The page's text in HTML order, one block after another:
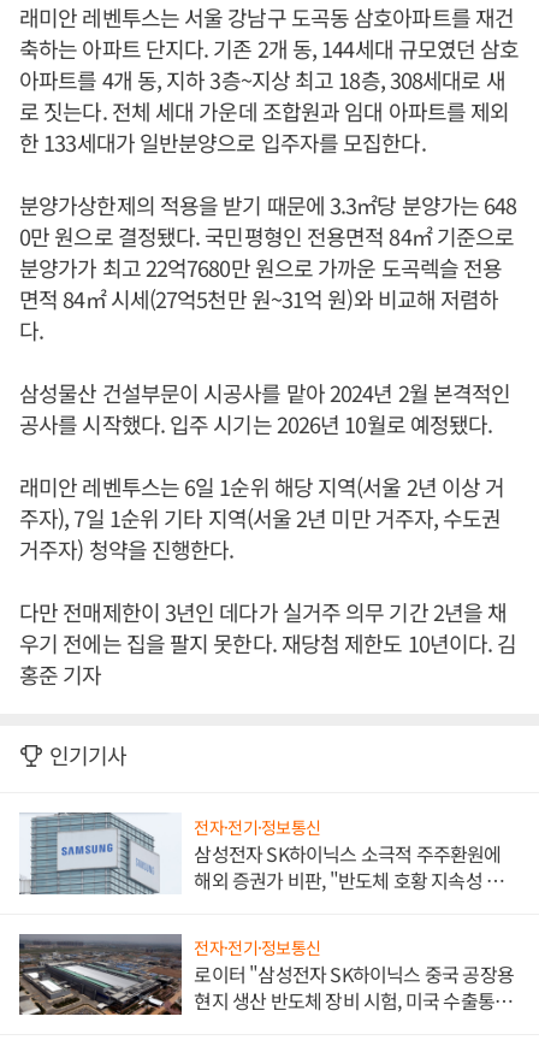
래미안 레벤투스는 서울 강남구 도곡동 삼호아파트를 재건
축하는 아파트 단지다. 기존 2개 동, 144세대 규모였던 삼호
아파트를 4개 동, 지하 3층~지상 최고 18층, 308세대로 새
로 짓는다. 전체 세대 가운데 조합원과 임대 아파트를 제외
한 133세대가 일반분양으로 입주자를 모집한다.
분양가상한제의 적용을 받기 때문에 3.3㎡당 분양가는 648
0만 원으로 결정됐다. 국민평형인 전용면적 84㎡ 기준으로
분양가가 최고 22억7680만 원으로 가까운 도곡렉슬 전용
면적 84㎡ 시세(27억5천만 원~31억 원)와 비교해 저렴하
다.
삼성물산 건설부문이 시공사를 맡아 2024년 2월 본격적인
공사를 시작했다. 입주 시기는 2026년 10월로 예정됐다.
래미안 레벤투스는 6일 1순위 해당 지역(서울 2년 이상 거
주자), 7일 1순위 기타 지역(서울 2년 미만 거주자, 수도권
거주자) 청약을 진행한다.
다만 전매제한이 3년인 데다가 실거주 의무 기간 2년을 채
우기 전에는 집을 팔지 못한다. 재당첨 제한도 10년이다. 김
홍준 기자
인기기사
전자·전기·정보통신
삼성전자 SK하이닉스 소극적 주주환원에
해외 증권가 비판, "반도체 호황 지속성 의
전자·전기·정보통신
로이터 "삼성전자 SK하이닉스 중국 공장용
현지 생산 반도체 장비 시험, 미국 수출통제